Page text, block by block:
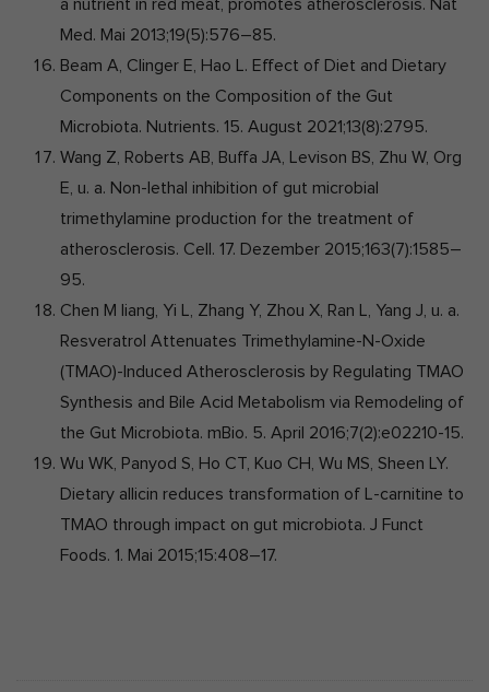
a nutrient in red meat, promotes atherosclerosis. Nat
Med. Mai 2013;19(5):576–85.
Beam A, Clinger E, Hao L. Effect of Diet and Dietary
Components on the Composition of the Gut
Microbiota. Nutrients. 15. August 2021;13(8):2795.
Wang Z, Roberts AB, Buffa JA, Levison BS, Zhu W, Org
E, u. a. Non-lethal inhibition of gut microbial
trimethylamine production for the treatment of
atherosclerosis. Cell. 17. Dezember 2015;163(7):1585–
95.
Chen M liang, Yi L, Zhang Y, Zhou X, Ran L, Yang J, u. a.
Resveratrol Attenuates Trimethylamine-N-Oxide
(TMAO)-Induced Atherosclerosis by Regulating TMAO
Synthesis and Bile Acid Metabolism via Remodeling of
the Gut Microbiota. mBio. 5. April 2016;7(2):e02210-15.
Wu WK, Panyod S, Ho CT, Kuo CH, Wu MS, Sheen LY.
Dietary allicin reduces transformation of L-carnitine to
TMAO through impact on gut microbiota. J Funct
Foods. 1. Mai 2015;15:408–17.